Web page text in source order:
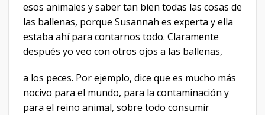
esos animales y saber tan bien todas las cosas de
las ballenas, porque Susannah es experta y ella
estaba ahí para contarnos todo. Claramente
después yo veo con otros ojos a las ballenas,
a los peces. Por ejemplo, dice que es mucho más
nocivo para el mundo, para la contaminación y
para el reino animal, sobre todo consumir